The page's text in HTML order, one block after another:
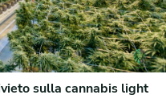
sulla cannabis light